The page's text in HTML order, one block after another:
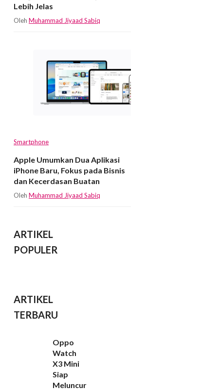
Lebih Jelas
Oleh Muhammad Jiyaad Sabiq
Smartphone
Apple Umumkan Dua Aplikasi
iPhone Baru, Fokus pada Bisnis
dan Kecerdasan Buatan
Oleh Muhammad Jiyaad Sabiq
ARTIKEL
POPULER
ARTIKEL
TERBARU
Oppo
Watch
X3 Mini
Siap
Meluncur